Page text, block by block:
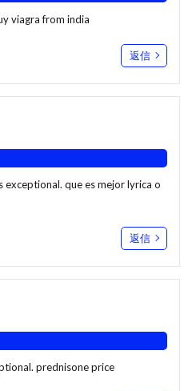
viagra from india
返信
exceptional. que es mejor lyrica o
返信
prednisone price